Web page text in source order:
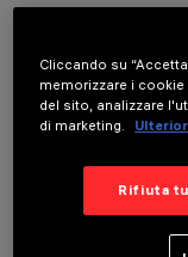
DATI
ULTIMO
DESCRIZIONE
Apparecchio
sorgenti LED.
Cliccando su
memorizzare i
del sito, analizzare
di marketing.
Rifiuta